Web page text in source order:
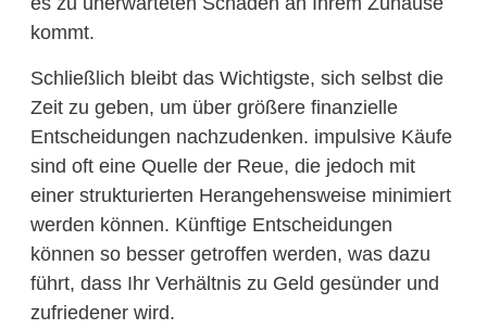
kommt.
Schließlich bleibt das Wichtigste, sich selbst die
Zeit zu geben, um über größere finanzielle
Entscheidungen nachzudenken. impulsive Käufe
sind oft eine Quelle der Reue, die jedoch mit
einer strukturierten Herangehensweise minimiert
werden können. Künftige Entscheidungen
können so besser getroffen werden, was dazu
führt, dass Ihr Verhältnis zu Geld gesünder und
zufriedener wird.